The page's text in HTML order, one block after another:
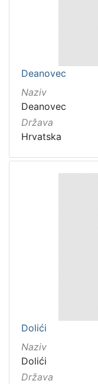
Deanovec
Naziv
Deanovec
Država
Hrvatska
Dolići
Naziv
Dolići
Država